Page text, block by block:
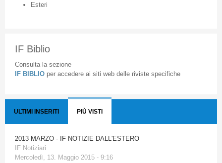
Esteri
IF Biblio
Consulta la sezione
IF BIBLIO per accedere ai siti web delle riviste specifiche
ULTIMI INSERITI PIÙ VISTI
2013 MARZO - IF NOTIZIE DALL'ESTERO
IF Notiziari
Mercoledì, 13. Maggio 2015 - 9:16